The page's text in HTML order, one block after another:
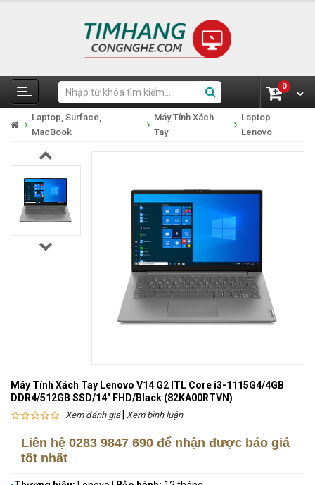
0
Laptop, Surface,
MacBook
Máy Tính Xách
Tay
Laptop
Lenovo
Máy Tính Xách Tay Lenovo V14 G2 ITL Core i3-1115G4/4GB
DDR4/512GB SSD/14" FHD/Black (82KA00RTVN)
Xem đánh giá| Xem bình luận
Liên hệ 0283 9847 690 để nhận được báo giá
tốt nhất